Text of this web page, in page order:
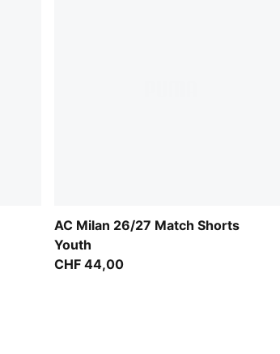
AC Milan 26/27 Match Shorts
Youth
CHF 44,00